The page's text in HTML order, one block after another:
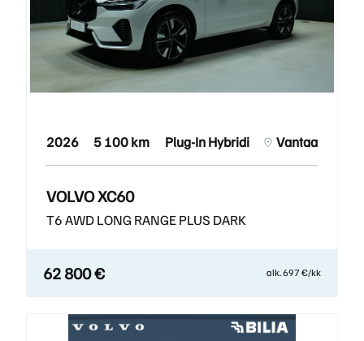
2026 5 100 km Plug-In Hybridi Vantaa
VOLVO XC60
T6 AWD LONG RANGE PLUS DARK
62 800 € alk. 697 €/kk